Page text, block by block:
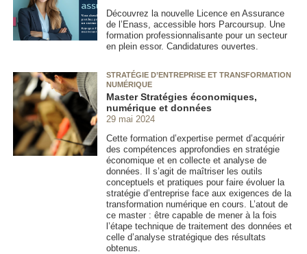
Découvrez la nouvelle Licence en Assurance
de l’Enass, accessible hors Parcoursup. Une
formation professionnalisante pour un secteur
en plein essor. Candidatures ouvertes.
STRATÉGIE D’ENTREPRISE ET TRANSFORMATION
NUMÉRIQUE
Master Stratégies économiques,
numérique et données
29 mai 2024
Cette formation d’expertise permet d’acquérir
des compétences approfondies en stratégie
économique et en collecte et analyse de
données. Il s’agit de maîtriser les outils
conceptuels et pratiques pour faire évoluer la
stratégie d’entreprise face aux exigences de la
transformation numérique en cours. L’atout de
ce master : être capable de mener à la fois
l’étape technique de traitement des données et
celle d’analyse stratégique des résultats
obtenus.